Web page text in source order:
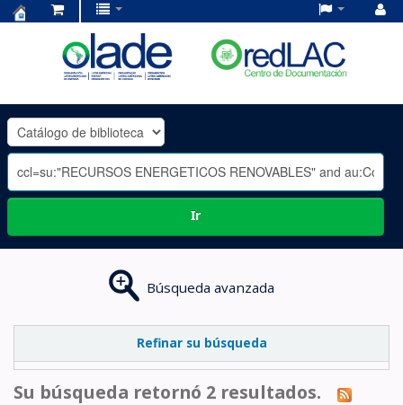
OLADE
-
Ir
Búsqueda avanzada
Refinar su búsqueda
Su búsqueda retornó 2 resultados.